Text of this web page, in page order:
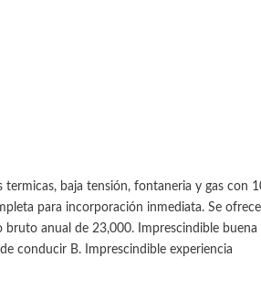
termicas, baja tensión, fontaneria y gas con
para incorporación inmediata. Se ofrece
anual de 23,000. Imprescindible buena
conducir B. Imprescindible experiencia